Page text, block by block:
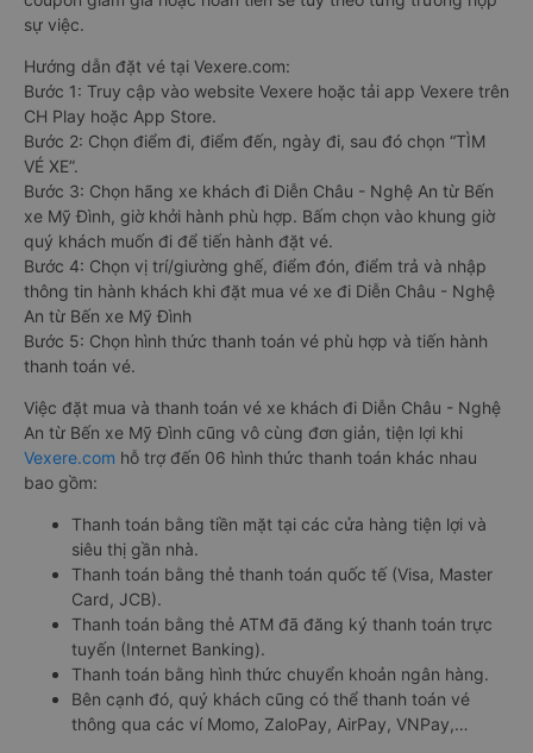
sự việc.
Hướng dẫn đặt vé tại Vexere.com:
Bước 1: Truy cập vào website Vexere hoặc tải app Vexere trên
CH Play hoặc App Store.
Bước 2: Chọn điểm đi, điểm đến, ngày đi, sau đó chọn “TÌM
VÉ XE”.
Bước 3: Chọn hãng xe khách đi Diễn Châu - Nghệ An từ Bến
xe Mỹ Đình, giờ khởi hành phù hợp. Bấm chọn vào khung giờ
quý khách muốn đi để tiến hành đặt vé.
Bước 4: Chọn vị trí/giường ghế, điểm đón, điểm trả và nhập
thông tin hành khách khi đặt mua vé xe đi Diễn Châu - Nghệ
An từ Bến xe Mỹ Đình
Bước 5: Chọn hình thức thanh toán vé phù hợp và tiến hành
thanh toán vé.
Việc đặt mua và thanh toán vé xe khách đi Diễn Châu - Nghệ
An từ Bến xe Mỹ Đình cũng vô cùng đơn giản, tiện lợi khi
Vexere.com hỗ trợ đến 06 hình thức thanh toán khác nhau
bao gồm:
Thanh toán bằng tiền mặt tại các cửa hàng tiện lợi và
siêu thị gần nhà.
Thanh toán bằng thẻ thanh toán quốc tế (Visa, Master
Card, JCB).
Thanh toán bằng thẻ ATM đã đăng ký thanh toán trực
tuyến (Internet Banking).
Thanh toán bằng hình thức chuyển khoản ngân hàng.
Bên cạnh đó, quý khách cũng có thể thanh toán vé
thông qua các ví Momo, ZaloPay, AirPay, VNPay,…